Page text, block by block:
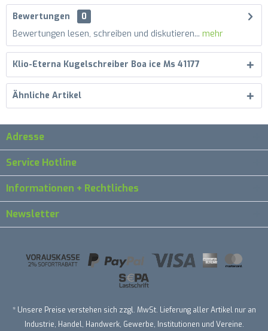
Bewertungen
0
Bewertungen lesen, schreiben und diskutieren... mehr
Klio-Eterna Kugelschreiber Boa ice Ms 41177
Ähnliche Artikel
Adresse
Service Hotline
Informationen + Rechtliches
Newsletter
* Unsere Preise verstehen sich zzgl. MwSt. Lieferung aller Artikel nur an
Industrie, Handel, Handwerk, Gewerbe, Institutionen und Vereine.